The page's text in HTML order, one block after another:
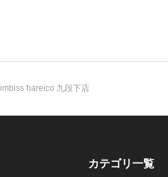
imbiss hareico 九段下店
カテゴリ一覧